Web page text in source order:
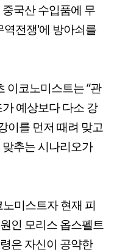
국산 수입품에 무
전쟁'에 방아쇠를
이코노미스트는 “관
예상보다 다소 강
이를 먼저 때려 맞고
추는 시나리오가
미스트자 현재 피
인 모리스 옵스펠트
은 자신이 공약한